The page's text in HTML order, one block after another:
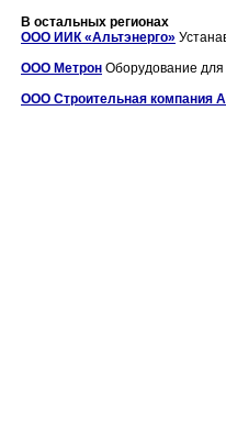
В остальных регионах
ООО ИИК «Альтэнерго»
ООО Метрон Оборудование для
ООО Строительная компания